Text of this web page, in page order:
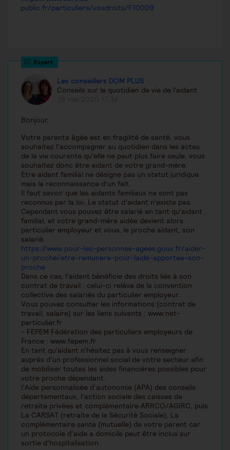
public.fr/particuliers/vosdroits/F10009
Les conseillers DOM PLUS
Conseils sur le quotidien de vie de l'aidant
Bonjour,
Votre parente âgée est en fragilité de santé, vous
souhaitez l’accompagner au quotidien dans les actes
de la vie courante qu’elle ne peut plus faire seule, vous
souhaitez donc être aidant de votre grand-mère.
Etre aidant familial ne désigne pas un statut juridique
mais la reconnaissance d’un fait.
Il faut savoir que les aidants familiaux ne sont pas
reconnus par la loi. Le statut d’aidant n’existe pas.
Cependant vous pouvez être salarié en tant qu’aidant
familial, et votre grand-mère aidée devient alors
particulier employeur et vous, le proche aidant, son
salarié.
https://www.pour-les-personnes-agees.gouv.fr/aider-
un-proche/etre-remunere-pour-laide-apportee-son-
proche
Dans ce cas, l’aidant bénéficie des droits liés à son
contrat de travail : celui-ci relève de la convention
collective des salariés du particulier employeur.
Vous pouvez consulter les informations (contrat de
travail, salaire) sur les liens suivants : www.net-
particulier.fr
- FEPEM Fédération des particuliers employeurs de
France : www.fepem.fr
En tant qu’aidant n’hésitez pas à vous renseigner
auprès d’un professionnel social de votre secteur afin
de mobiliser toutes les aides financières possibles pour
votre proche dépendant.
l’Aide personnalisée d’autonomie (APA) des conseils
départementaux, l’action sociale des caisses de
retraite privées et complémentaire ARRCO/AGIRC, puis
La CARSAT (retraite de la Sécurité Sociale), La
complémentaire santé (mutuelle) de votre parent car
un protocole d’aide a domicile peut être inclus sur
sortie d’hospitalisation.